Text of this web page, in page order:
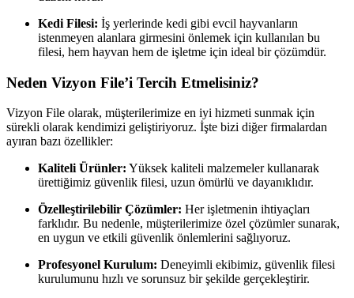
Kedi Filesi: İş yerlerinde kedi gibi evcil hayvanların
istenmeyen alanlara girmesini önlemek için kullanılan bu
filesi, hem hayvan hem de işletme için ideal bir çözümdür.
Neden Vizyon File’i Tercih Etmelisiniz?
Vizyon File olarak, müşterilerimize en iyi hizmeti sunmak için
sürekli olarak kendimizi geliştiriyoruz. İşte bizi diğer firmalardan
ayıran bazı özellikler:
Kaliteli Ürünler: Yüksek kaliteli malzemeler kullanarak
ürettiğimiz güvenlik filesi, uzun ömürlü ve dayanıklıdır.
Özelleştirilebilir Çözümler: Her işletmenin ihtiyaçları
farklıdır. Bu nedenle, müşterilerimize özel çözümler sunarak,
en uygun ve etkili güvenlik önlemlerini sağlıyoruz.
Profesyonel Kurulum: Deneyimli ekibimiz, güvenlik filesi
kurulumunu hızlı ve sorunsuz bir şekilde gerçekleştirir.